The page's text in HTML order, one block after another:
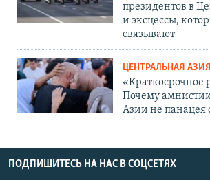
президентов в
и эксцессы,
связывают
ЦЕНТРАЛЬНАЯ АЗИЯ
«Краткосрочное
Почему
Азии не панацея
ПОДПИШИТЕСЬ НА НАС В СОЦСЕТЯХ